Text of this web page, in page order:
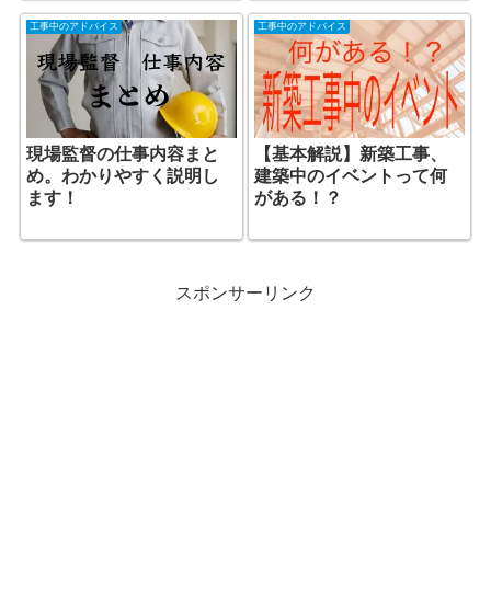
工事中のアドバイス
現場監督の仕事内容まと
め。わかりやすく説明し
ます！
工事中のアドバイス
【基本解説】新築工事、
建築中のイベントって何
がある！？
スポンサーリンク